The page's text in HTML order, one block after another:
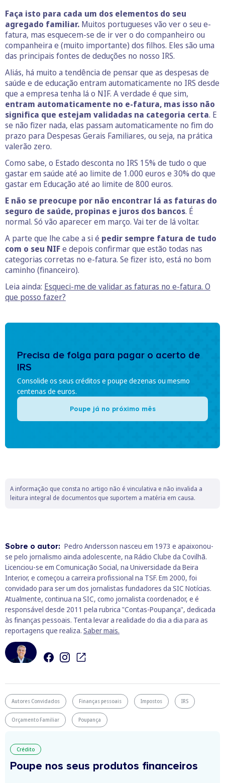
Faça isto para cada um dos elementos do seu
agregado familiar. Muitos portugueses vão ver o seu e-
fatura, mas esquecem-se de ir ver o do companheiro ou
companheira e (muito importante) dos filhos. Eles são uma
das principais fontes de deduções no nosso IRS.
Aliás, há muito a tendência de pensar que as despesas de
saúde e de educação entram automaticamente no IRS desde
que a empresa tenha lá o NIF. A verdade é que sim,
entram automaticamente no e-fatura, mas isso não
significa que estejam validadas na categoria certa. E
se não fizer nada, elas passam automaticamente no fim do
prazo para Despesas Gerais Familiares, ou seja, na prática
valerão zero.
Como sabe, o Estado desconta no IRS 15% de tudo o que
gastar em saúde até ao limite de 1.000 euros e 30% do que
gastar em Educação até ao limite de 800 euros.
E não se preocupe por não encontrar lá as faturas do
seguro de saúde, propinas e juros dos bancos. É
normal. Só vão aparecer em março. Vai ter de lá voltar.
A parte que lhe cabe a si é pedir sempre fatura de tudo
com o seu NIFe depois confirmar que estão todas nas
categorias corretas no e-fatura. Se fizer isto, está no bom
caminho (financeiro).
Leia ainda: Esqueci-me de validar as faturas no e-fatura. O
que posso fazer?
Precisa de folga para pagar o acerto de
IRS
Consolide os seus créditos e poupe dezenas ou mesmo
centenas de euros.
Poupe já no próximo mês
A informação que consta no artigo não é vinculativa e não invalida a
leitura integral de documentos que suportem a matéria em causa.
Sobre o autor: Pedro Andersson nasceu em 1973 e apaixonou-
se pelo jornalismo ainda adolescente, na Rádio Clube da Covilhã.
Licenciou-se em Comunicação Social, na Universidade da Beira
Interior, e começou a carreira profissional na TSF. Em 2000, foi
convidado para ser um dos jornalistas fundadores da SIC Notícias.
Atualmente, continua na SIC, como jornalista coordenador, e é
responsável desde 2011 pela rubrica "Contas-Poupança", dedicada
às finanças pessoais. Tenta levar a realidade do dia a dia para as
reportagens que realiza. Saber mais.
Autores Convidados Finanças pessoais Impostos IRS
Orçamento Familiar Poupança
Crédito
Poupe nos seus produtos financeiros